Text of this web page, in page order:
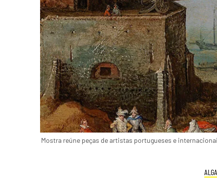
Mostra reúne peças de artistas portugueses e